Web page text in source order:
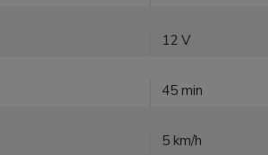
12 V
45 min
5 km/h